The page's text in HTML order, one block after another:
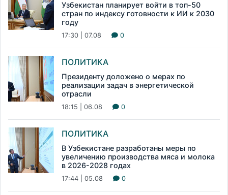
Узбекистан планирует войти в топ-50
стран по индексу готовности к ИИ к 2030
году
17:30 | 07.08 0
ПОЛИТИКА
Президенту доложено о мерах по
реализации задач в энергетической
отрасли
18:15 | 06.08 0
ПОЛИТИКА
В Узбекистане разработаны меры по
увеличению производства мяса и молока
в 2026-2028 годах
17:44 | 05.08 0